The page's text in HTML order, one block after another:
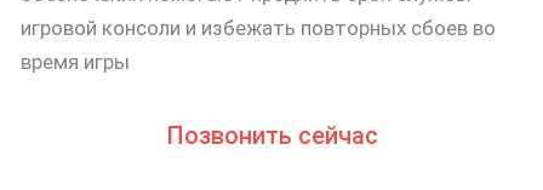
игровой консоли и избежать повторных сбоев во
время игры
Позвонить сейчас